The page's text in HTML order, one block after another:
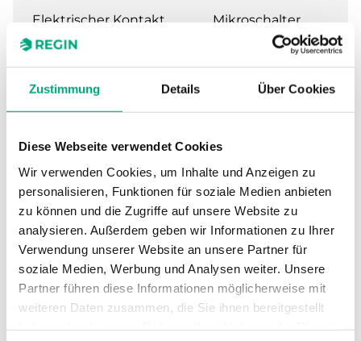
Zustimmung Details Über Cookies
Diese Webseite verwendet Cookies
Wir verwenden Cookies, um Inhalte und Anzeigen zu
personalisieren, Funktionen für soziale Medien anbieten
zu können und die Zugriffe auf unsere Website zu
analysieren. Außerdem geben wir Informationen zu Ihrer
Verwendung unserer Website an unsere Partner für
soziale Medien, Werbung und Analysen weiter. Unsere
Partner führen diese Informationen möglicherweise mit
weiteren Daten zusammen, die Sie ihnen bereitgestellt
Elektrischer Kontakt
Mikroschalter
(Wechsler)
Schaltleistung
15 (8) A, 24…250 V
Sollwert,
-10...10 °C
Genauigkeit,
± 1K
Rückstellfunktion Automatisch
Abmessungen,
außen (B x H x T)
62x65x140 mm